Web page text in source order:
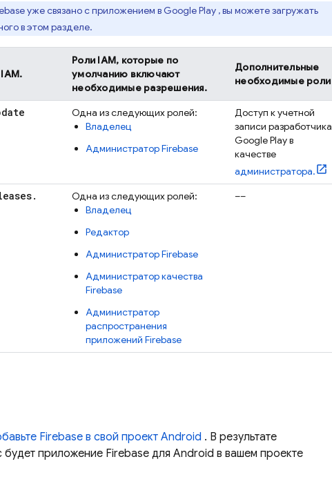
уже связано с приложением в Google Play, вы можете загружать
в этом разделе.
Роли IAM, которые по
умолчанию включают
необходимые разрешения.
Дополнительные
необходимые роли
Одна из следующих ролей:
Владелец
Администратор Firebase
Доступ к учетной
записи разработчика
Google Playв
качестве
администратора.
.
Одна из следующих ролей:
Владелец
Редактор
Администратор Firebase
Администратор качества
Firebase
Администратор
распространения
приложений Firebase
––
Firebase в свой проект Android . В результате
будет приложение Firebase для Android в вашем проекте